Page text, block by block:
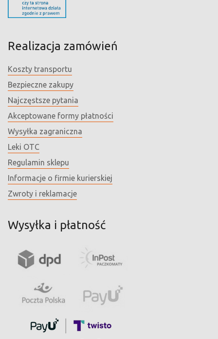
Realizacja zamówień
Koszty transportu
Bezpieczne zakupy
Najczęstsze pytania
Akceptowane formy płatności
Wysyłka zagraniczna
Leki OTC
Regulamin sklepu
Informacje o firmie kurierskiej
Zwroty i reklamacje
Wysyłka i płatność